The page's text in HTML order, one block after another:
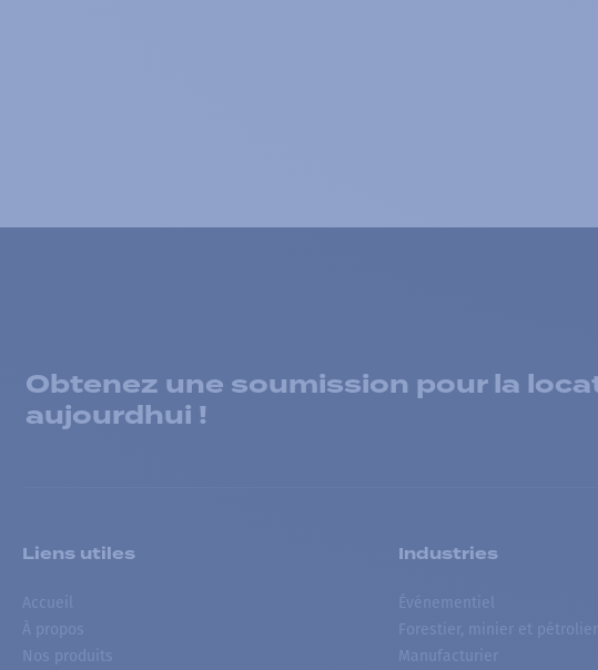
Obtenez une soumission pour la
aujourdhui !
Liens utiles
Accueil
À propos
Nos produits
Industries
Événementiel
Forestier, minier et pétrolier
Manufacturier